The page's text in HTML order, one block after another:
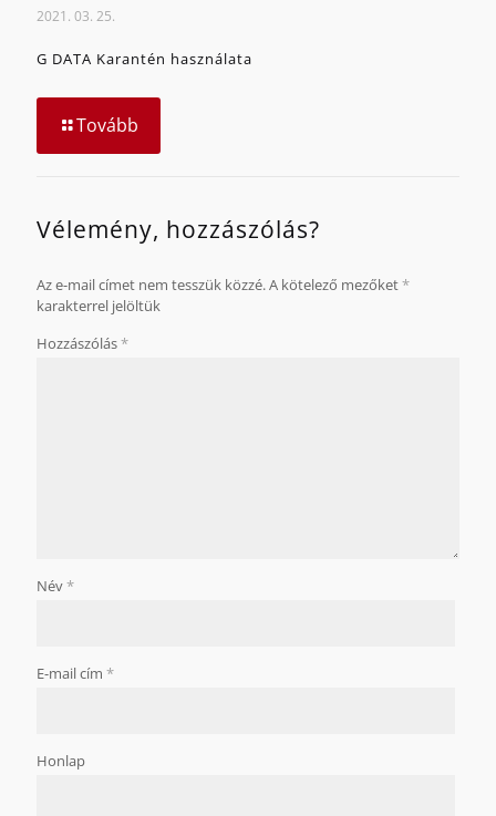
2021. 03. 25.
G DATA Karantén használata
Tovább
Vélemény, hozzászólás?
Az e-mail címet nem tesszük közzé.A kötelező mezőket*
karakterrel jelöltük
Hozzászólás*
Név*
E-mail cím *
Honlap